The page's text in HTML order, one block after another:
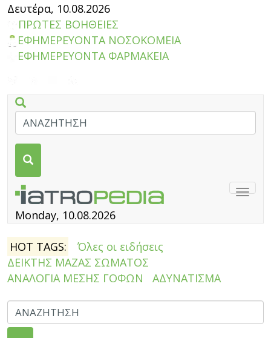
Δευτέρα, 10.08.2026
ΠΡΩΤΕΣ ΒΟΗΘΕΙΕΣ
ΕΦΗΜΕΡΕΥΟΝΤΑ ΝΟΣΟΚΟΜΕΙΑ
ΕΦΗΜΕΡΕΥΟΝΤΑ ΦΑΡΜΑΚΕΙΑ
Monday, 10.08.2026
HOT TAGS:
Όλες οι ειδήσεις
ΔΕΙΚΤΗΣ ΜΑΖΑΣ ΣΩΜΑΤΟΣ
ΑΝΑΛΟΓΙΑ ΜΕΣΗΣ ΓΟΦΩΝ
ΑΔΥΝΑΤΙΣΜΑ